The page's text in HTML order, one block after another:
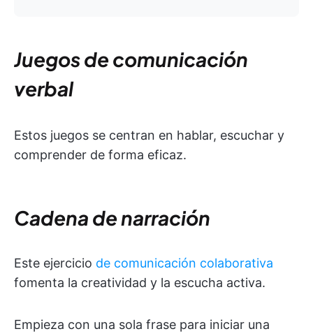
Juegos de comunicación
verbal
Estos juegos se centran en hablar, escuchar y
comprender de forma eficaz.
Cadena de narración
Este ejercicio de comunicación colaborativa
fomenta la creatividad y la escucha activa.
Empieza con una sola frase para iniciar una